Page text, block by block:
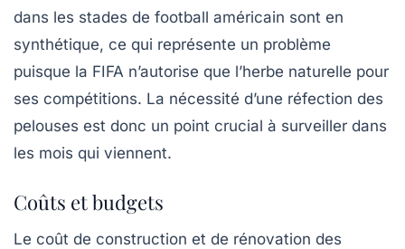
dans les stades de football américain sont en
synthétique, ce qui représente un problème
puisque la FIFA n’autorise que l’herbe naturelle pour
ses compétitions. La nécessité d’une réfection des
pelouses est donc un point crucial à surveiller dans
les mois qui viennent.
Coûts et budgets
Le coût de construction et de rénovation des